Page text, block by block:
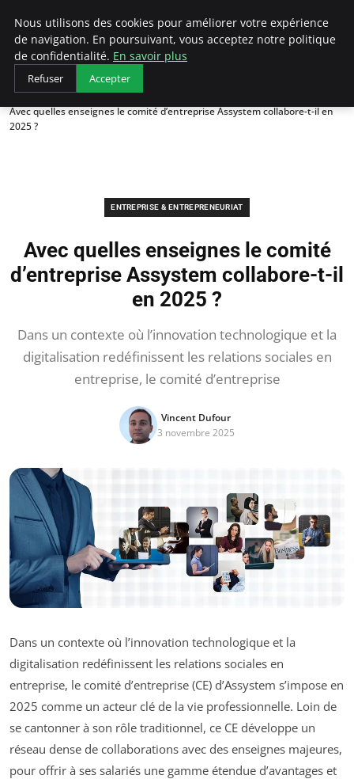
LECFCM
Accueil
Entreprise & Entrepreneuriat
Avec quelles enseignes le comité d’entreprise Assystem collabore-t-il en
2025 ?
ENTREPRISE & ENTREPRENEURIAT
Avec quelles enseignes le comité
d’entreprise Assystem collabore-t-il
en 2025 ?
Dans un contexte où l’innovation technologique et la
digitalisation redéfinissent les relations sociales en
entreprise, le comité d’entreprise
Vincent Dufour
3 novembre 2025
Dans un contexte où l’innovation technologique et la
digitalisation redéfinissent les relations sociales en
entreprise, le comité d’entreprise (CE) d’Assystem s’impose en
2025 comme un acteur clé de la vie professionnelle. Loin de
se cantonner à son rôle traditionnel, ce CE développe un
réseau dense de collaborations avec des enseignes majeures,
pour offrir à ses salariés une gamme étendue d’avantages et
Nous utilisons des cookies pour améliorer votre expérience
de navigation. En poursuivant, vous acceptez notre politique
de confidentialité. En savoir plus
Refuser Accepter